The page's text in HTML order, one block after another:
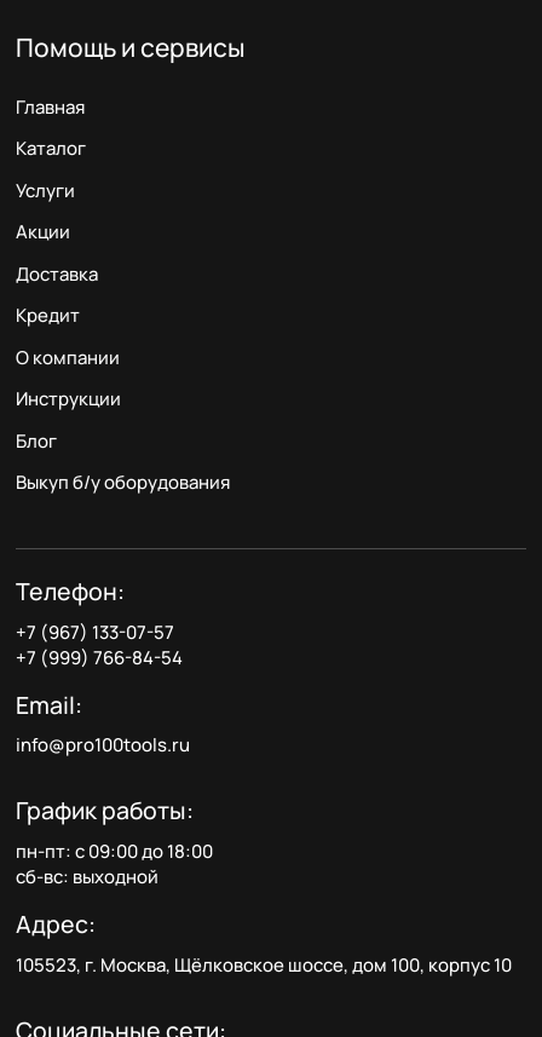
Помощь и сервисы
Главная
Каталог
Услуги
Акции
Доставка
Кредит
О компании
Инструкции
Блог
Выкуп б/у оборудования
Телефон:
+7 (967) 133-07-57
+7 (999) 766-84-54
Email:
info@pro100tools.ru
График работы:
пн-пт: с 09:00 до 18:00
сб-вс: выходной
Адрес:
105523, г. Москва, Щёлковское шоссе, дом 100, корпус 10
Социальные сети: